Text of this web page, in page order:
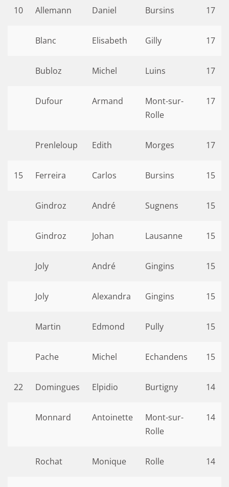
10 Allemann Daniel Bursins 17
Blanc Elisabeth Gilly 17
Bubloz Michel Luins 17
Dufour Armand
Mont-sur-
Rolle
17
Prenleloup Edith Morges 17
15 Ferreira Carlos Bursins 15
Gindroz André Sugnens 15
Gindroz Johan Lausanne 15
Joly André Gingins 15
Joly Alexandra Gingins 15
Martin Edmond Pully 15
Pache Michel Echandens 15
22 Domingues Elpidio Burtigny 14
Monnard Antoinette
Mont-sur-
Rolle
14
Rochat Monique Rolle 14